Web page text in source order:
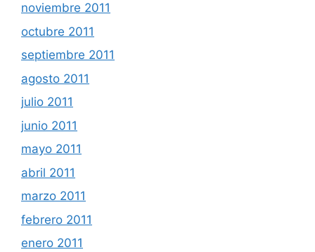
noviembre 2011
octubre 2011
septiembre 2011
agosto 2011
julio 2011
junio 2011
mayo 2011
abril 2011
marzo 2011
febrero 2011
enero 2011